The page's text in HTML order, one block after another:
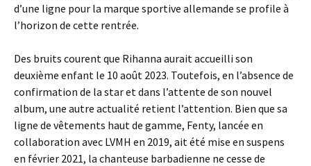
d’une ligne pour la marque sportive allemande se profile à
l’horizon de cette rentrée.
Des bruits courent que Rihanna aurait accueilli son
deuxième enfant le 10 août 2023. Toutefois, en l’absence de
confirmation de la star et dans l’attente de son nouvel
album, une autre actualité retient l’attention. Bien que sa
ligne de vêtements haut de gamme, Fenty, lancée en
collaboration avec LVMH en 2019, ait été mise en suspens
en février 2021, la chanteuse barbadienne ne cesse de